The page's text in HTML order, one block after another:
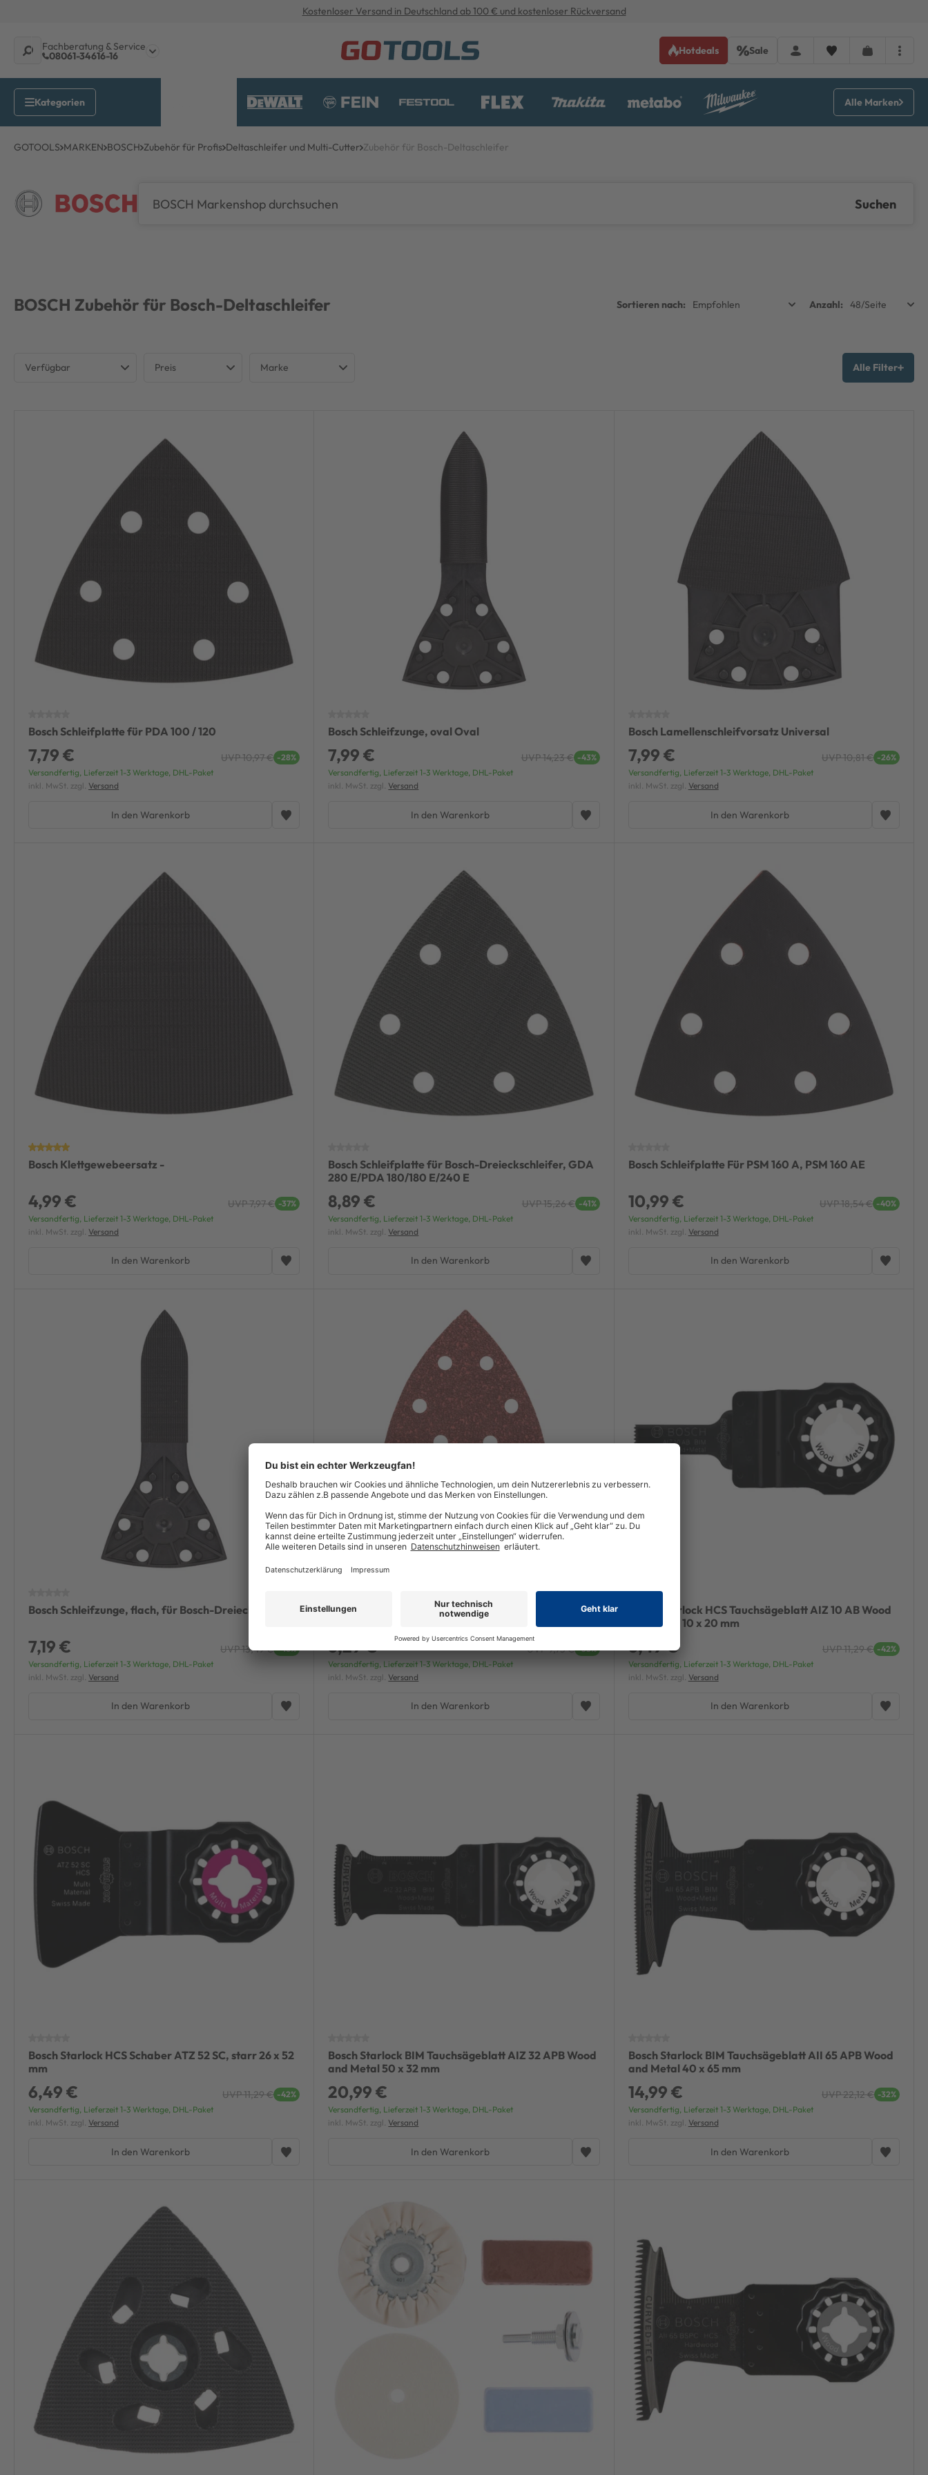
Kostenloser Versand in Deutschland ab 100 € und kostenloser Rückversand
Fachberatung & Service
08061-34616-16 Hotdeals Sale
Alle Marken
GOTOOLS MARKEN BOSCH Zubehör für Profis Deltaschleifer und Multi-Cutter Zubehör für Bosch-Deltaschleifer
Suchen
BOSCH Zubehör für Bosch-Deltaschleifer
Verfügbar Preis Marke Alle Filter
Bosch Schleifplatte für PDA 100 / 120
7,79 € UVP 10,97 € -28%
Versandfertig, Lieferzeit 1-3 Werktage, DHL-Paket
inkl. MwSt. zzgl. Versand
In den Warenkorb
Bosch Schleifzunge, oval Oval
7,99 € UVP 14,23 € -43%
Versandfertig, Lieferzeit 1-3 Werktage, DHL-Paket
inkl. MwSt. zzgl. Versand
In den Warenkorb
Bosch Lamellenschleifvorsatz Universal
7,99 € UVP 10,81 € -26%
Versandfertig, Lieferzeit 1-3 Werktage, DHL-Paket
inkl. MwSt. zzgl. Versand
In den Warenkorb
Bosch Klettgewebeersatz -
4,99 € UVP 7,97 € -37%
Versandfertig, Lieferzeit 1-3 Werktage, DHL-Paket
inkl. MwSt. zzgl. Versand
In den Warenkorb
Bosch Schleifplatte für Bosch-Dreieckschleifer, GDA
280 E/PDA 180/180 E/240 E
8,89 € UVP 15,26 € -41%
Versandfertig, Lieferzeit 1-3 Werktage, DHL-Paket
inkl. MwSt. zzgl. Versand
In den Warenkorb
Bosch Schleifplatte Für PSM 160 A, PSM 160 AE
10,99 € UVP 18,54 € -40%
Versandfertig, Lieferzeit 1-3 Werktage, DHL-Paket
inkl. MwSt. zzgl. Versand
In den Warenkorb
Bosch Schleifzunge, flach, für Bosch-Dreieckschleifer
7,19 € UVP 13,49 € -46%
Versandfertig, Lieferzeit 1-3 Werktage, DHL-Paket
inkl. MwSt. zzgl. Versand
In den Warenkorb
Bosch Schleifblatt-Set für Multischleifer 10-teilig 11
6,29 € UVP 9,73 € -35%
Versandfertig, Lieferzeit 1-3 Werktage, DHL-Paket
inkl. MwSt. zzgl. Versand
In den Warenkorb
Bosch Starlock HCS Tauchsägeblatt AIZ 10 AB Wood
and Metal 10 x 20 mm
6,49 € UVP 11,29 € -42%
Versandfertig, Lieferzeit 1-3 Werktage, DHL-Paket
inkl. MwSt. zzgl. Versand
In den Warenkorb
Bosch Starlock HCS Schaber ATZ 52 SC, starr 26 x 52
mm
6,49 € UVP 11,29 € -42%
Versandfertig, Lieferzeit 1-3 Werktage, DHL-Paket
inkl. MwSt. zzgl. Versand
In den Warenkorb
Bosch Starlock BIM Tauchsägeblatt AIZ 32 APB Wood
and Metal 50 x 32 mm
20,99 €
Versandfertig, Lieferzeit 1-3 Werktage, DHL-Paket
inkl. MwSt. zzgl. Versand
In den Warenkorb
Bosch Starlock BIM Tauchsägeblatt AII 65 APB Wood
and Metal 40 x 65 mm
14,99 € UVP 22,12 € -32%
Versandfertig, Lieferzeit 1-3 Werktage, DHL-Paket
inkl. MwSt. zzgl. Versand
In den Warenkorb